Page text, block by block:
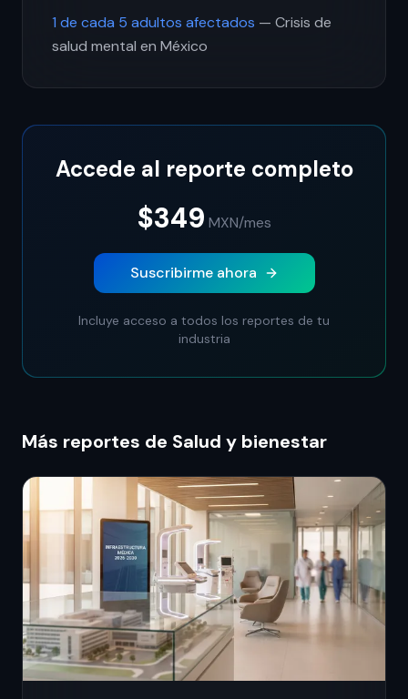
1 de cada 5 adultos afectados — Crisis de
salud mental en México
Accede al reporte completo
$349 MXN/mes
Suscribirme ahora
Incluye acceso a todos los reportes de tu
industria
Más reportes de Salud y bienestar